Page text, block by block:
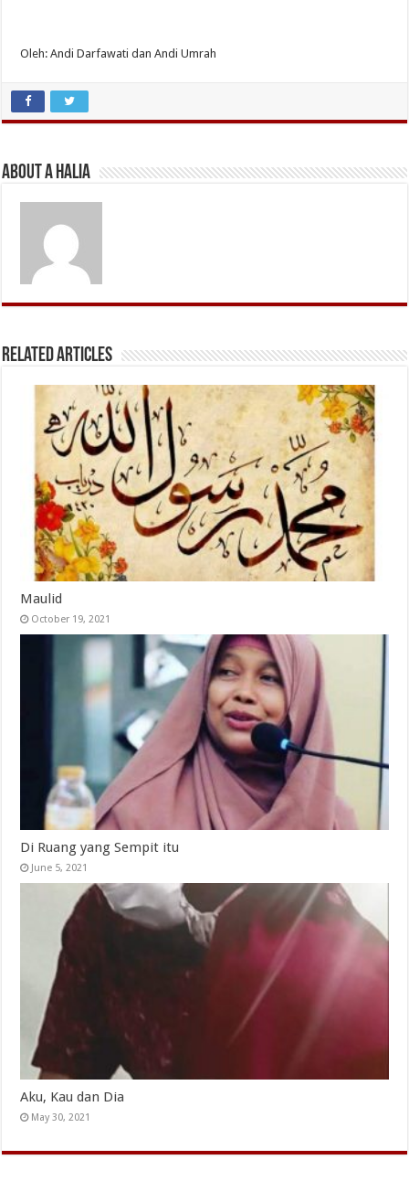
Oleh: Andi Darfawati dan Andi Umrah
About A Halia
Related Articles
Maulid
October 19, 2021
Di Ruang yang Sempit itu
June 5, 2021
Aku, Kau dan Dia
May 30, 2021